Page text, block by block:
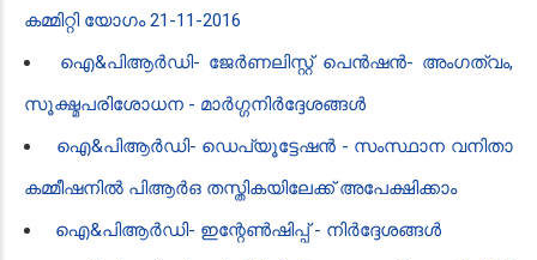
കമ്മിറ്റി യോഗം 21-11-2016
ഐ‌&പി‌ആർ‌ഡി- ജേർണലിസ്റ്റ് പെൻഷൻ- അംഗത്വം,
സൂക്ഷ്മപരിശോധന - മാർഗ്ഗനിർദ്ദേശങ്ങൾ
ഐ‌&പി‌ആർ‌ഡി- ഡെപ്യൂട്ടേഷൻ - സംസ്ഥാന വനിതാ
കമ്മീഷനിൽ പി‌ആർ‌ഒ തസ്തികയിലേക്ക് അപേക്ഷിക്കാം
ഐ‌&പി‌ആർ‌ഡി- ഇന്റേൺഷിപ്പ്‌ - നിർദ്ദേശങ്ങൾ